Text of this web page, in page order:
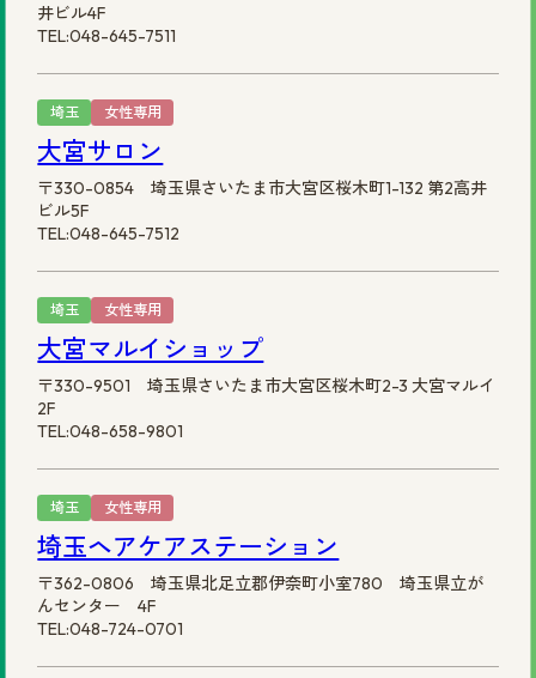
井ビル4F
TEL:048-645-7511
埼玉 女性専用
大宮サロン
〒330-0854 埼玉県さいたま市大宮区桜木町1-132 第2高井
ビル5F
TEL:048-645-7512
埼玉 女性専用
大宮マルイショップ
〒330-9501 埼玉県さいたま市大宮区桜木町2-3 大宮マルイ
2F
TEL:048-658-9801
埼玉 女性専用
埼玉ヘアケアステーション
〒362-0806 埼玉県北足立郡伊奈町小室780 埼玉県立が
んセンター 4F
TEL:048-724-0701